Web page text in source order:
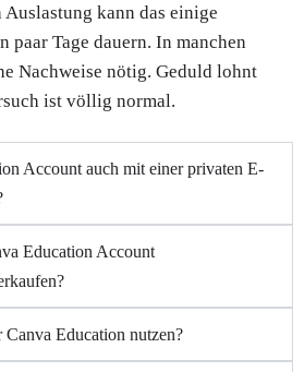
Auslastung kann das einige
paar Tage dauern. In manchen
Nachweise nötig. Geduld lohnt
ist völlig normal.
Account auch mit einer privaten E-
Education Account
Education nutzen?